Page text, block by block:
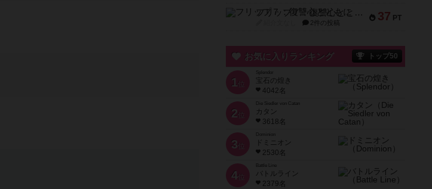
37 PT
フリップ７：復讐心とともに
2件の投稿
お気に入りランキング トップ50
1 位
宝石の煌き
4042名
2 位
Die Siedler von Catan
カタン
3618名
3 位
ドミニオン
2530名
4位
Battle Line
バトルライン
2379名